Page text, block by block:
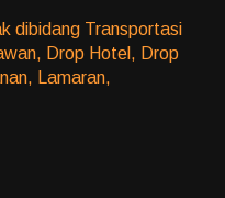
dibidang Transportasi
Drop Hotel, Drop
Lamaran,